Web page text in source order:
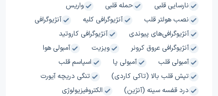
نارسایی‌ قلبی
حمله قلبی
واریس
نصب هولتر قلب
آنژیوگرافی کلیه
آنژیوگرافی
آنژیوگرافی‌های پیوندی
آنژیوگرافی کاروتید
آنژیوگرافی عروق کرونر
ویزیت
آمبولی هوا
آمبولی قلب
آمبولی پا
اسپاسم قلب
تپش قلب بالا (تاکی کاردی)
تنگی دریچه آیورت
درد قفسه سینه (آنژین)
الکتروفیزیولوژی